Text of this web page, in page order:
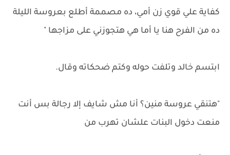
كفاية علي قوي زن أمي، ده مصممة أطلع بعروسة الليلة
ده من الفرح هنا يا أما هي هتجوزني على مزاجها "
ابتسم خالد وتلفت حوله وكتم ضحكاته وقال.
"هتنقي عروسة منين؟ أنا مش شايف إلا رجالة بس أنت
منعت دخول البنات علشان تهرب من